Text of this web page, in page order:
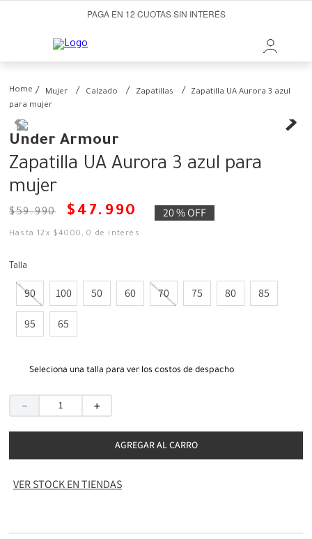
PAGA EN 12 CUOTAS SIN INTERÉS
Mujer Calzado Zapatillas
Zapatilla UA Aurora 3 azul
para mujer
Under Armour
Zapatilla UA Aurora 3 azul para
mujer
$59.990 $ 47. 990 20 %OFF
Hasta12 x $4000 ,0 de interés
Talla
90 100 50 60 70 75 80 85
95 65
Seleciona una talla para ver los costos de despacho
＋
－
AGREGAR AL CARRO
VER STOCK EN TIENDAS